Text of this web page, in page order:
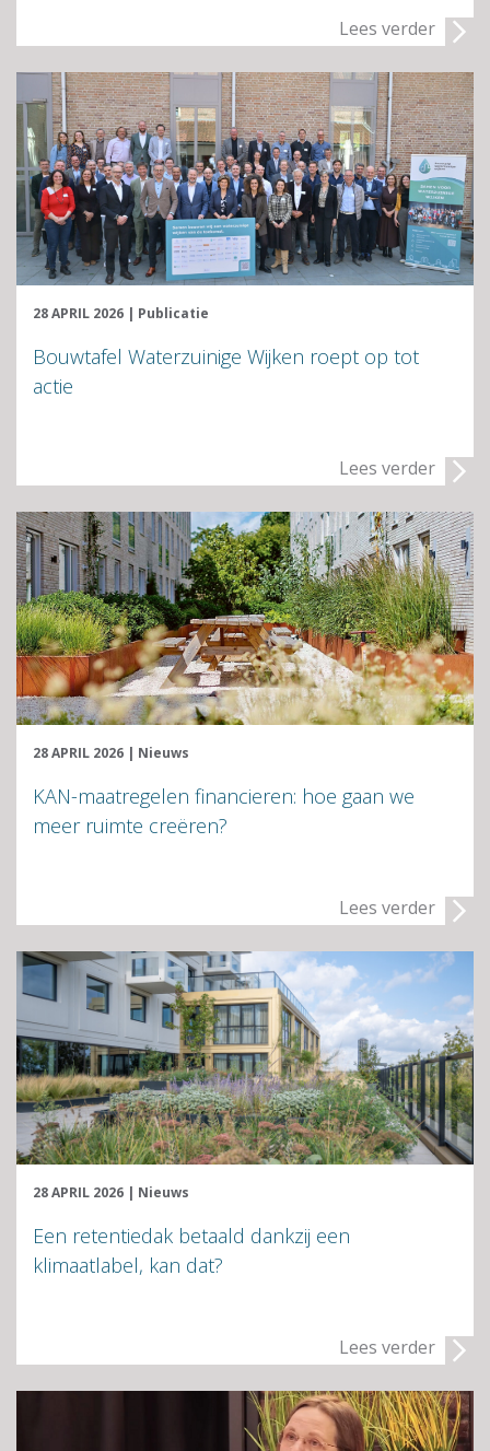
Lees verder
28 APRIL 2026 | Publicatie
Bouwtafel Waterzuinige Wijken roept op tot
actie
Lees verder
28 APRIL 2026 | Nieuws
KAN-maatregelen financieren: hoe gaan we
meer ruimte creëren?
Lees verder
28 APRIL 2026 | Nieuws
Een retentiedak betaald dankzij een
klimaatlabel, kan dat?
Lees verder